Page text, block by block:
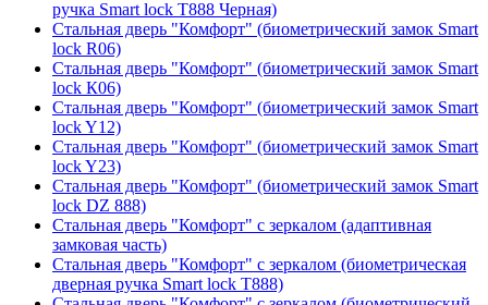
ручка Smart lock T888 Черная)
Стальная дверь "Комфорт" (биометрический замок Smart
lock R06)
Стальная дверь "Комфорт" (биометрический замок Smart
lock К06)
Стальная дверь "Комфорт" (биометрический замок Smart
lock Y12)
Стальная дверь "Комфорт" (биометрический замок Smart
lock Y23)
Стальная дверь "Комфорт" (биометрический замок Smart
lock DZ 888)
Стальная дверь "Комфорт" с зеркалом (адаптивная
замковая часть)
Стальная дверь "Комфорт" с зеркалом (биометрическая
дверная ручка Smart lock T888)